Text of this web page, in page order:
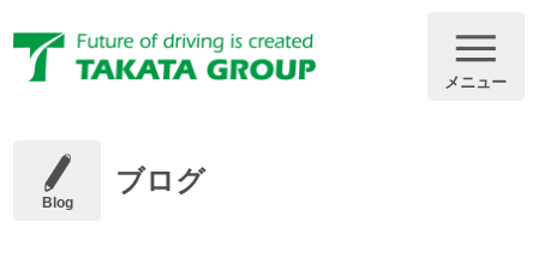
メニュー
Blog
ブログ